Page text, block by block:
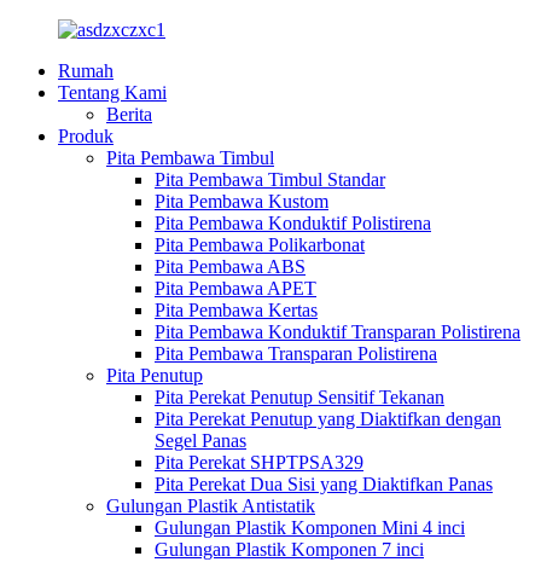
Rumah
Tentang Kami
Berita
Produk
Pita Pembawa Timbul
Pita Pembawa Timbul Standar
Pita Pembawa Kustom
Pita Pembawa Konduktif Polistirena
Pita Pembawa Polikarbonat
Pita Pembawa ABS
Pita Pembawa APET
Pita Pembawa Kertas
Pita Pembawa Konduktif Transparan Polistirena
Pita Pembawa Transparan Polistirena
Pita Penutup
Pita Perekat Penutup Sensitif Tekanan
Pita Perekat Penutup yang Diaktifkan dengan
Segel Panas
Pita Perekat SHPTPSA329
Pita Perekat Dua Sisi yang Diaktifkan Panas
Gulungan Plastik Antistatik
Gulungan Plastik Komponen Mini 4 inci
Gulungan Plastik Komponen 7 inci